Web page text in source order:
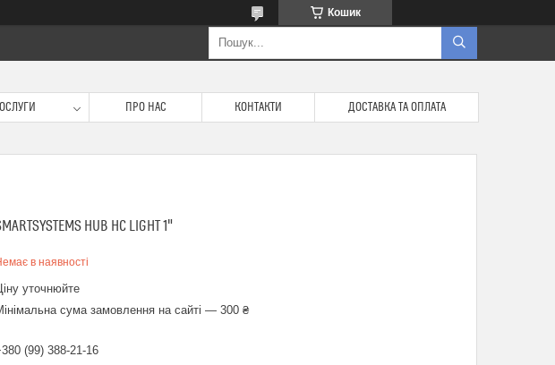
Кошик
ПРО НАС КОНТАКТИ ДОСТАВКА ТА ОПЛАТА
HUB HC LIGHT 1"
в наявності
уточнюйте
сума замовлення на сайті — 300 ₴
(99) 388-21-16